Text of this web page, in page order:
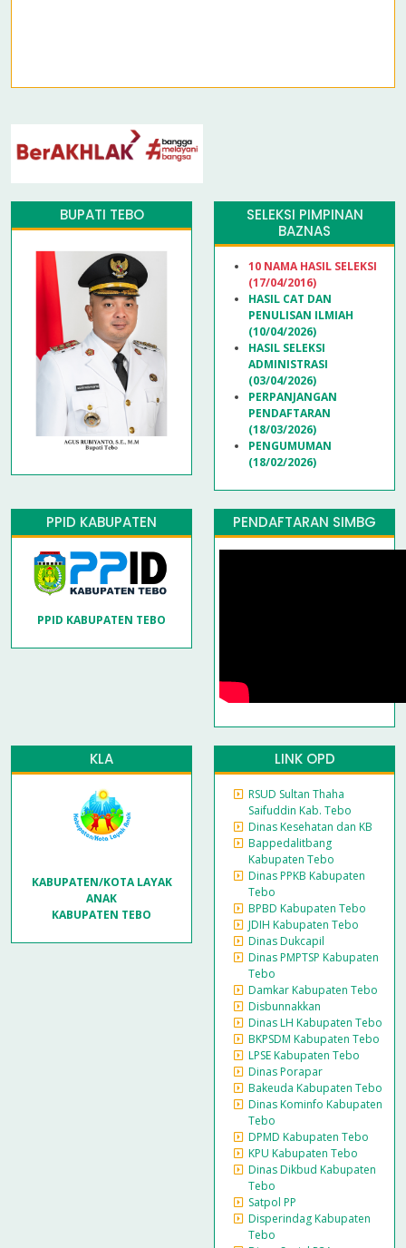
BUPATI TEBO
SELEKSI PIMPINAN
BAZNAS
10 NAMA HASIL SELEKSI
(17/04/2016)
HASIL CAT DAN
PENULISAN ILMIAH
(10/04/2026)
HASIL SELEKSI
ADMINISTRASI
(03/04/2026)
PERPANJANGAN
PENDAFTARAN
(18/03/2026)
PENGUMUMAN
(18/02/2026)
PPID KABUPATEN
PPID KABUPATEN TEBO
PENDAFTARAN SIMBG
KLA
KABUPATEN/KOTA LAYAK
ANAK
KABUPATEN TEBO
LINK OPD
RSUD Sultan Thaha
Saifuddin Kab. Tebo
Dinas Kesehatan dan KB
Bappedalitbang
Kabupaten Tebo
Dinas PPKB Kabupaten
Tebo
BPBD Kabupaten Tebo
JDIH Kabupaten Tebo
Dinas Dukcapil
Dinas PMPTSP Kabupaten
Tebo
Damkar Kabupaten Tebo
Disbunnakkan
Dinas LH Kabupaten Tebo
BKPSDM Kabupaten Tebo
LPSE Kabupaten Tebo
Dinas Porapar
Bakeuda Kabupaten Tebo
Dinas Kominfo Kabupaten
Tebo
DPMD Kabupaten Tebo
KPU Kabupaten Tebo
Dinas Dikbud Kabupaten
Tebo
Satpol PP
Disperindag Kabupaten
Tebo